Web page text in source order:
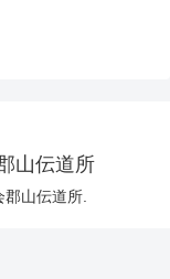
山伝道所
山伝道所.